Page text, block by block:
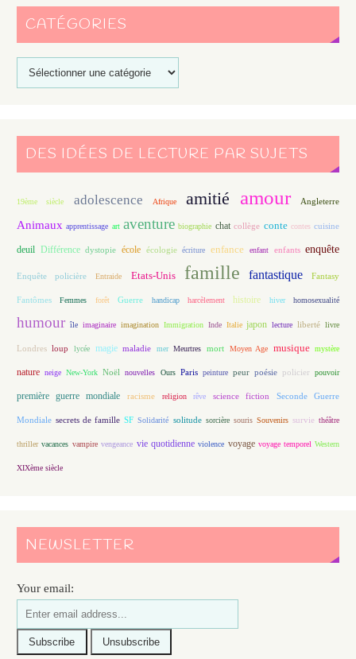
CATÉGORIES
DES IDÉES DE LECTURE PAR SUJETS
19ème siècle adolescence Afrique amitié amour Angleterre
Animaux apprentissage art aventure biographie chat collège conte contes cuisine
deuil Différence dystopie école écologie écriture enfance enfant enfants enquête
Enquête policière Entraide Etats-Unis famille fantastique Fantasy
Fantômes Femmes forêt Guerre handicap harcèlement histoire hiver homosexualité
humour île imaginaire imagination Immigration Inde Italie japon lecture liberté livre
Londres loup lycée magie maladie mer Meurtres mort Moyen Age musique mystère
nature neige New-York Noël nouvelles Ours Paris peinture peur poésie policier pouvoir
première guerre mondiale racisme religion rêve science fiction Seconde Guerre
Mondiale secrets de famille SF Solidarité solitude sorcière souris Souvenirs survie théâtre
thriller vacances vampire vengeance vie quotidienne violence voyage voyage temporel Western
XIXème siècle
NEWSLETTER
Your email: